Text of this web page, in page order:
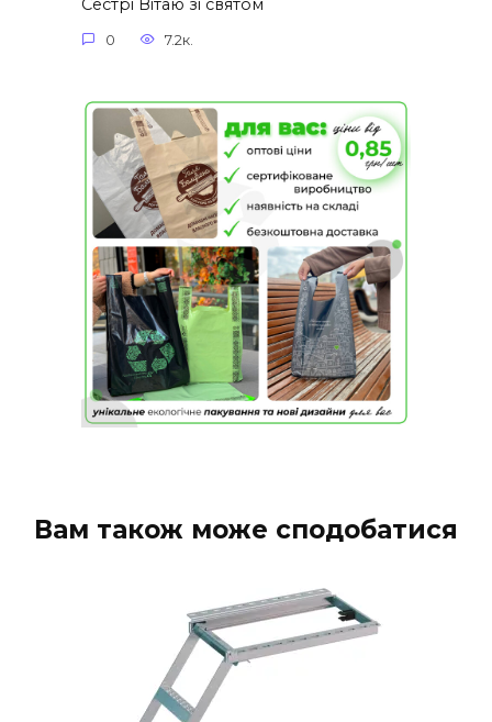
Сестрі Вітаю зі святом
0 7.2к.
Вам також може сподобатися